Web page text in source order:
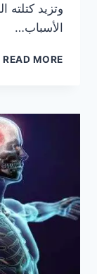
وتزيد كتلته
الأسباب…
READ MORE